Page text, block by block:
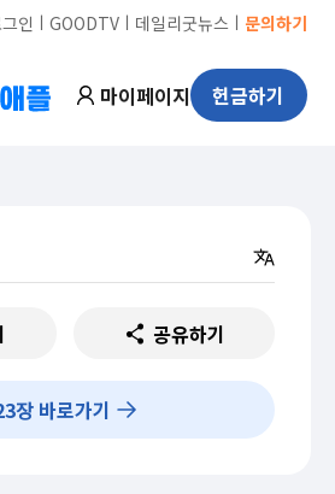
인 ㅣ GOODTVㅣ 데일리굿뉴스 ㅣ 문의하기
마이페이지 헌금하기
공유하기
장 바로가기